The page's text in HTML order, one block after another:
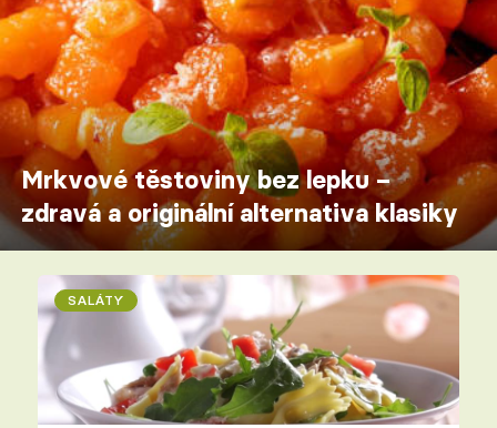
Mrkvové těstoviny bez lepku –
zdravá a originální alternativa klasiky
SALÁTY